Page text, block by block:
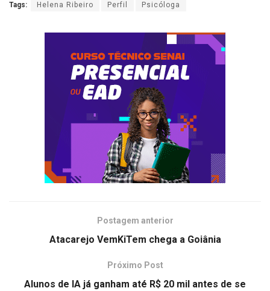
Tags: Helena Ribeiro Perfil Psicóloga
Postagem anterior
Atacarejo VemKiTem chega a Goiânia
Próximo Post
Alunos de IA já ganham até R$ 20 mil antes de se